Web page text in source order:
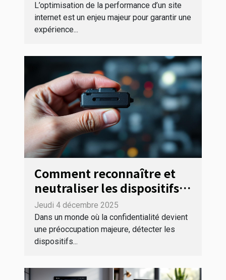
L’optimisation de la performance d’un site
internet est un enjeu majeur pour garantir une
expérience...
Comment reconnaître et
neutraliser les dispositifs
d'espionnage cachés ?
Jeudi 4 décembre 2025
Dans un monde où la confidentialité devient
une préoccupation majeure, détecter les
dispositifs...